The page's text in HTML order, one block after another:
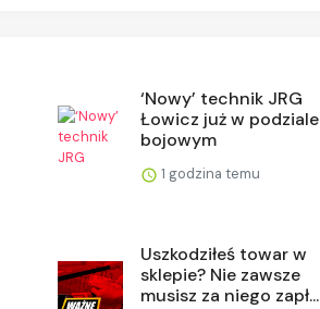
‘Nowy’ technik JRG
Łowicz już w podziale
bojowym
1 godzina temu
Uszkodziłeś towar w
sklepie? Nie zawsze
musisz za niego zapł...